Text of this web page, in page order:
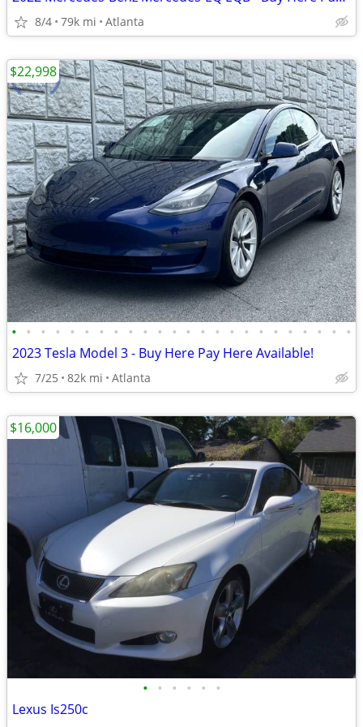
8/4 79k mi Atlanta
• • • • • • • • • • • • • • • • • • • • • • • •
2023 Tesla Model 3 - Buy Here Pay Here Available!
7/25 82k mi Atlanta
$22,998
• • • • • •
Lexus Is250c
$16,000